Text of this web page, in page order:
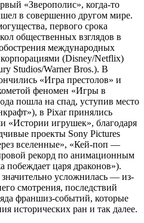
«Зверополис», когда-то
в совершенно другом мире.
первого срока
общественных взглядов в
международных
(Disney/Netflix)
Studios/Warner Bros.). В
«Игра престолов» и
феномен «Игры в
пошла на спад, уступив место
в Pixar принялись
«Истории игрушек», благодаря
проекты Sony Pictures
вселенные», «Кей-поп —
рекорд по анимационным
царя драконов»).
усложнилась — из-
смотрения, последствий
франшиз-событий, которые
исторических ран и так далее.